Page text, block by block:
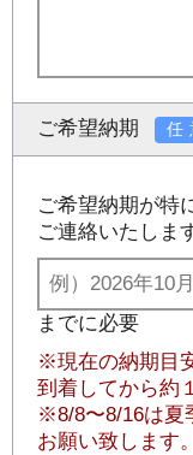
ご希望納期 任
ご希望納期が特
ご連絡いたしま
までに必要
※現在の納期目
到着してから約
※8/8〜8/16は夏
お願い致します。